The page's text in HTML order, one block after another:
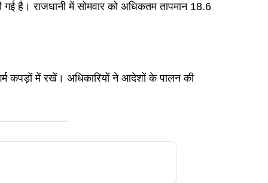
है। राजधानी में सोमवार को अधिकतम तापमान 18.6
कपड़ों में रखें। अधिकारियों ने आदेशों के पालन की